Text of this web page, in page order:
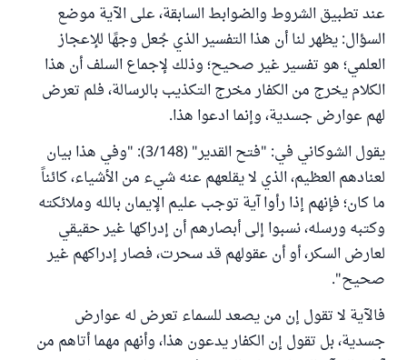
عند تطبيق الشروط والضوابط السابقة، على الآية موضع
السؤال: يظهر لنا أن هذا التفسير الذي جُعل وجهًا للإعجاز
العلمي؛ هو تفسير غير صحيح؛ وذلك لإجماع السلف أن هذا
الكلام يخرج من الكفار مخرج التكذيب بالرسالة، فلم تعرض
لهم عوارض جسدية، وإنما ادعوا هذا.
يقول الشوكاني في: "فتح القدير" (3/148): "وفي هذا بيان
لعنادهم العظيم، الذي لا يقلعهم عنه شيء من الأشياء، كائناً
ما كان؛ فإنهم إذا رأوا آية توجب عليم الإيمان بالله وملائكته
وكتبه ورسله، نسبوا إلى أبصارهم أن إدراكها غير حقيقي
لعارض السكر، أو أن عقولهم قد سحرت، فصار إدراكهم غير
صحيح".
فالآية لا تقول إن من يصعد للسماء تعرض له عوارض
جسدية، بل تقول إن الكفار يدعون هذا، وأنهم مهما أتاهم من